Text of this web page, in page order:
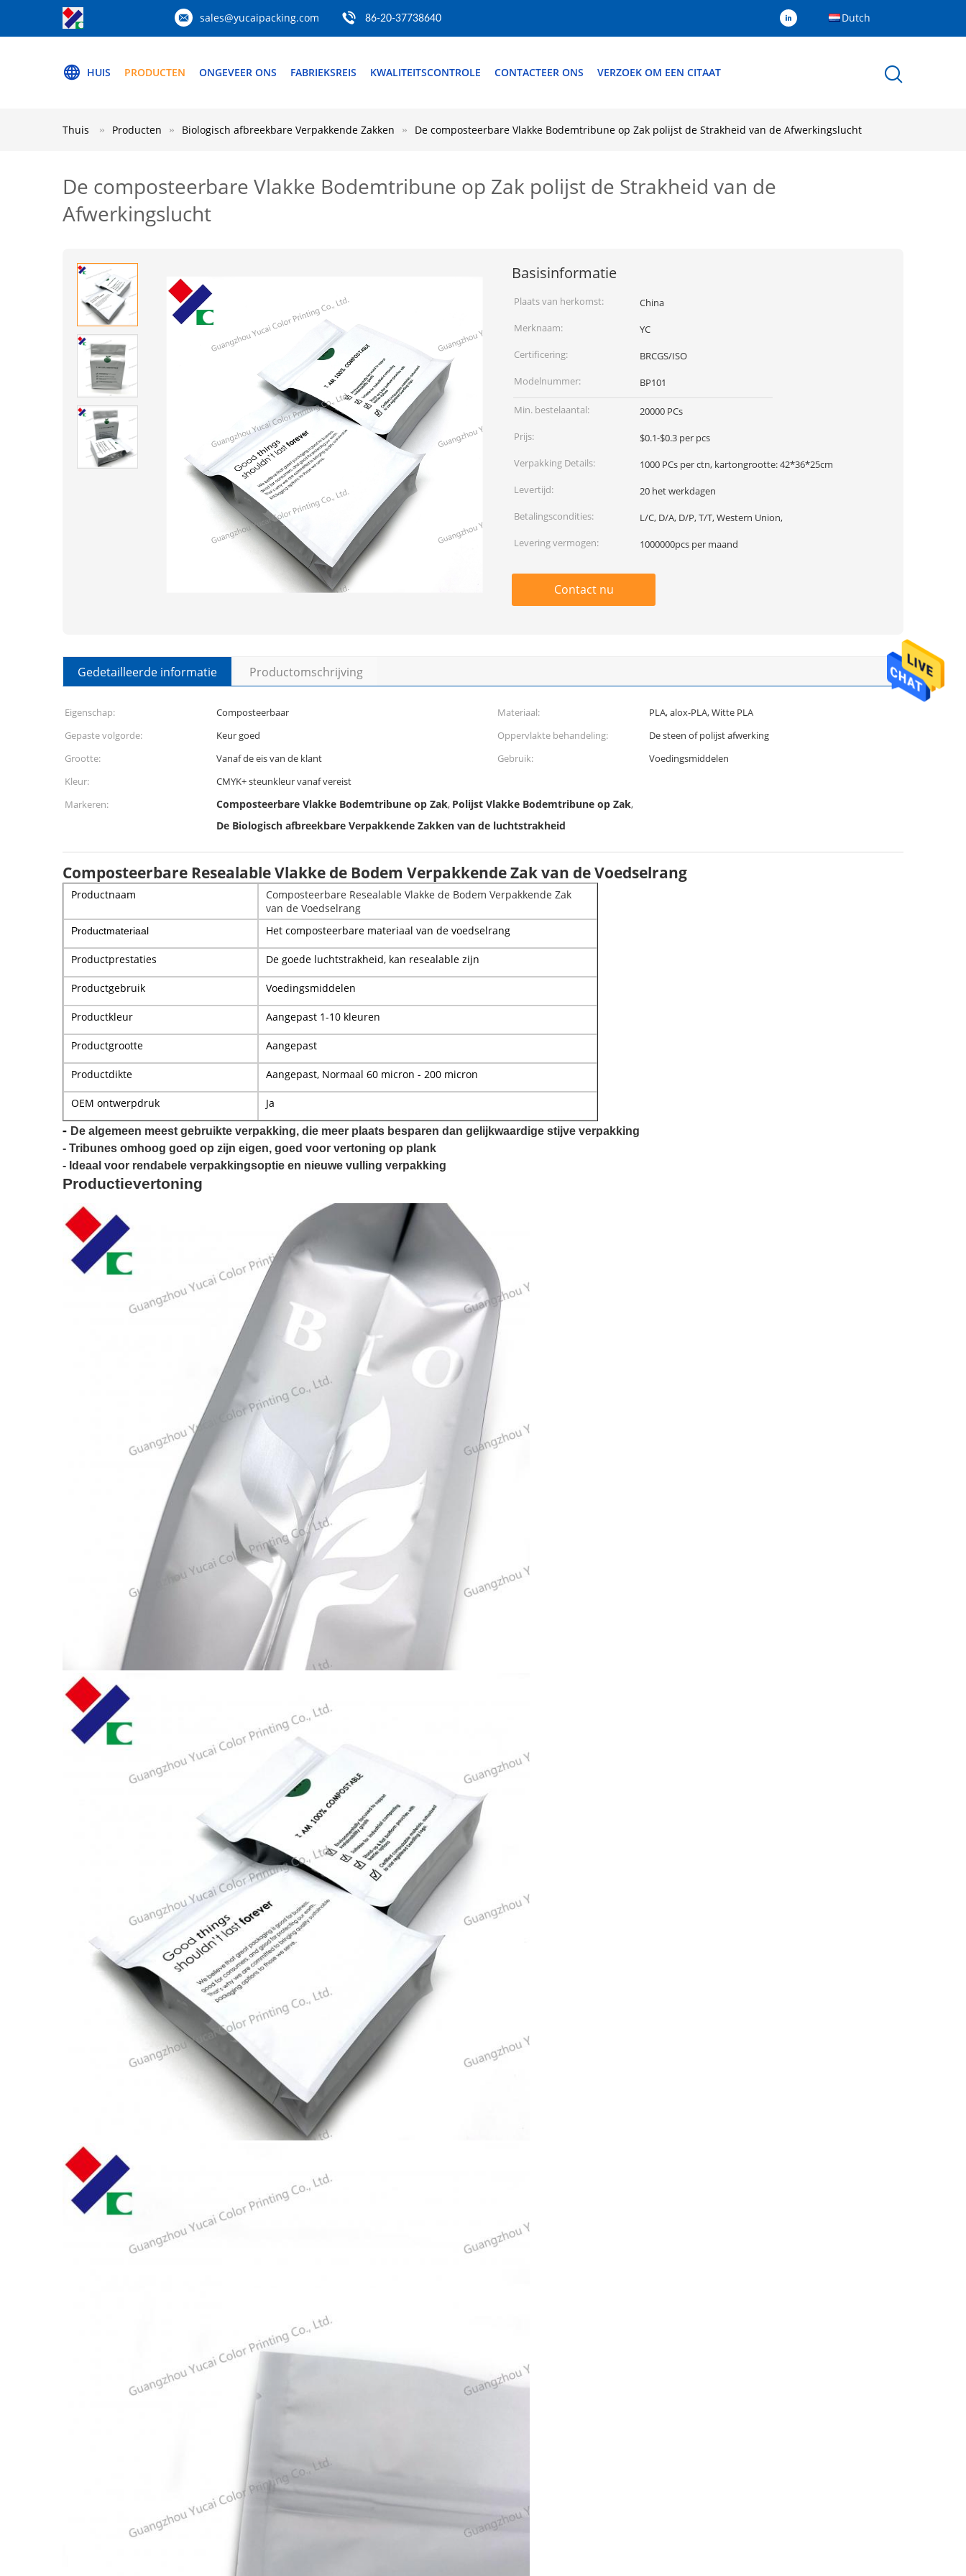
sales@yucaipacking.com 86-20-37738640 Dutch
HUIS PRODUCTEN ONGEVEER ONS FABRIEKSREIS KWALITEITSCONTROLE CONTACTEER ONS VERZOEK OM EEN CITAAT
Thuis Producten Biologisch afbreekbare Verpakkende Zakken De composteerbare Vlakke Bodemtribune op Zak polijst de Strakheid van de Afwerkingslucht
De composteerbare Vlakke Bodemtribune op Zak polijst de Strakheid van de
Afwerkingslucht
Basisinformatie
Plaats van herkomst:
China
Merknaam:
YC
Certificering:
BRCGS/ISO
Modelnummer:
BP101
Min. bestelaantal:
20000 PCs
Prijs:
$0.1-$0.3 per pcs
Verpakking Details:
1000 PCs per ctn, kartongrootte: 42*36*25cm
Levertijd:
20 het werkdagen
Betalingscondities:
L/C, D/A, D/P, T/T, Western Union,
Levering vermogen:
1000000pcs per maand
Contact nu
Gedetailleerde informatie Productomschrijving
Eigenschap: Composteerbaar Materiaal:
PLA, alox-PLA, Witte PLA
Gepaste volgorde:
Keur goed Oppervlakte behandeling:
De steen of polijst afwerking
Grootte:
Vanaf de eis van de klant Gebruik:
Voedingsmiddelen
Kleur:
CMYK+ steunkleur vanaf vereist
Markeren:
Composteerbare Vlakke Bodemtribune op Zak, Polijst Vlakke Bodemtribune op Zak,
De Biologisch afbreekbare Verpakkende Zakken van de luchtstrakheid
Composteerbare Resealable Vlakke de Bodem Verpakkende Zak van de Voedselrang
Productnaam
Composteerbare Resealable Vlakke de Bodem Verpakkende Zak
van de Voedselrang
Productmateriaal Het composteerbare materiaal van de voedselrang
Productprestaties De goede luchtstrakheid, kan resealable zijn
Productgebruik Voedingsmiddelen
Productkleur Aangepast 1-10 kleuren
Productgrootte Aangepast
Productdikte Aangepast, Normaal 60 micron - 200 micron
OEM ontwerpdruk Ja
- De algemeen meest gebruikte verpakking, die meer plaats besparen dan gelijkwaardige stijve verpakking
- Tribunes omhoog goed op zijn eigen, goed voor vertoning op plank
- Ideaal voor rendabele verpakkingsoptie en nieuwe vulling verpakking
Productievertoning